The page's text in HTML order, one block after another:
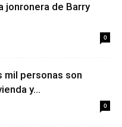
jonronera de Barry
0
mil personas son
y...
0